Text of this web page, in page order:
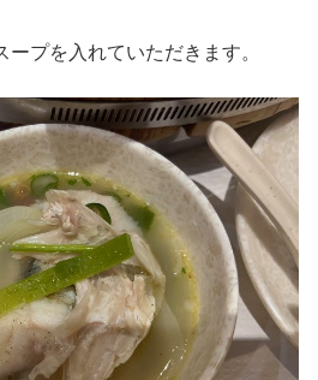
プを入れていただきます。